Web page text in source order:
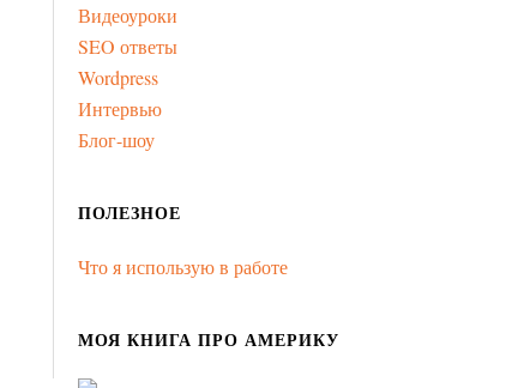
Видеоуроки
SEO ответы
Wordpress
Интервью
Блог-шоу
ПОЛЕЗНОЕ
Что я использую в работе
МОЯ КНИГА ПРО АМЕРИКУ